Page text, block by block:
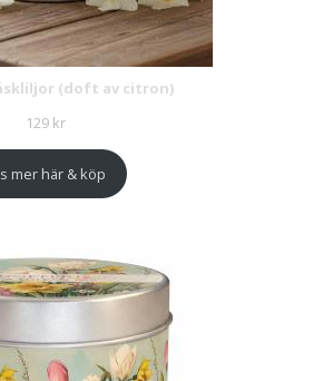
(doft av citron)
129 kr
mer här & köp